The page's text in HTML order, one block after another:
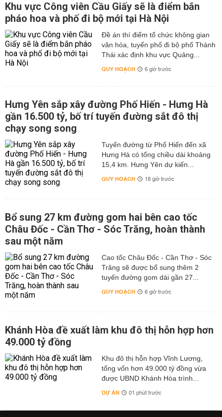
Khu vực Công viên Cầu Giấy sẽ là điểm bắn
pháo hoa và phố đi bộ mới tại Hà Nội
Đề án thí điểm tổ chức không gian
văn hóa, tuyến phố đi bộ phố Thành
Thái xác định khu vực Quảng...
QUY HOẠCH 6 giờ trước
Hưng Yên sắp xây đường Phố Hiến - Hưng Hà
gần 16.500 tỷ, bố trí tuyến đường sắt đô thị
chạy song song
Tuyến đường từ Phố Hiến đến xã
Hưng Hà có tổng chiều dài khoảng
15,4 km. Hưng Yên dự kiến...
QUY HOẠCH 18 giờ trước
Bổ sung 27 km đường gom hai bên cao tốc
Châu Đốc - Cần Thơ - Sóc Trăng, hoàn thành
sau một năm
Cao tốc Châu Đốc - Cần Thơ - Sóc
Trăng sẽ được bổ sung thêm 2
tuyến đường gom dài gần 27...
QUY HOẠCH 6 giờ trước
Khánh Hòa đề xuất làm khu đô thị hỗn hợp hơn
49.000 tỷ đồng
Khu đô thị hỗn hợp Vĩnh Lương,
tổng vốn hơn 49.000 tỷ đồng vừa
được UBND Khánh Hòa trình...
DỰ ÁN 01 phút trước